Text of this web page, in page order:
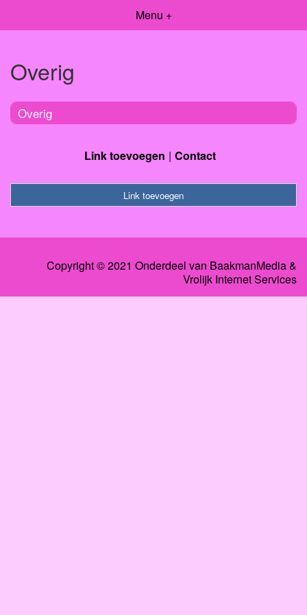
Menu +
Overig
Overig
Link toevoegen Contact
Link toevoegen
Copyright © 2021 Onderdeel van BaakmanMedia&
Vrolijk Internet Services